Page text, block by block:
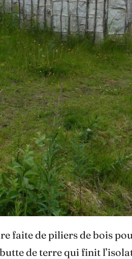
faite de piliers de bois
de terre qui finit